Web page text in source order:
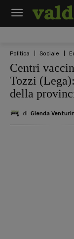
Politica Sociale
Centri
Tozzi
della
di Glenda